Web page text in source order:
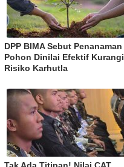
DPP BIMA Sebut Penanaman
Pohon Dinilai Efektif Kurangi
Risiko Karhutla